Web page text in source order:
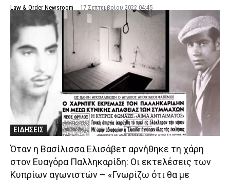
Law & Order Newsroom - 17 Σεπτεμβρίου 2022 04:45
ΕΙΔΗΣΕΙΣ
Όταν η Βασίλισσα Ελισάβετ αρνήθηκε τη χάρη
στον Ευαγόρα Παλληκαρίδη: Οι εκτελέσεις των
Κυπρίων αγωνιστών – «Γνωρίζω ότι θα με